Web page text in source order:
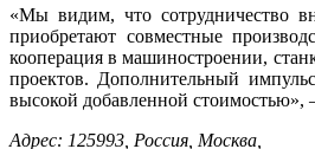
«Мы видим, что сотрудничество
приобретают совместные
кооперация в машиностроении,
проектов. Дополнительный
высокой добавленной стоимостью»,
Адрес: 125993, Россия, Москва,